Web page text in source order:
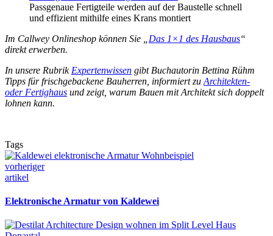
Pass­ge­naue Fer­ti­g­tei­le wer­den auf der Bau­stel­le schnell
und ef­fi­zi­ent mit­hil­fe ei­nes Krans mon­ti­ert
Im Callwey Onlineshop können Sie „ Das 1×1 des Hausbaus“
direkt erwerben.
In unsere Rubrik Expertenwissen gibt Buchautorin Bettina Rühm
Tipps für frischgebackene Bauherren, informiert zu Architekten-
oder Fertighaus und zeigt, warum Bauen mit Architekt sich doppelt
lohnen kann.
Tags
vorheriger
artikel
Elek­tr­o­n­i­sche Ar­ma­tur von Kal­de­wei